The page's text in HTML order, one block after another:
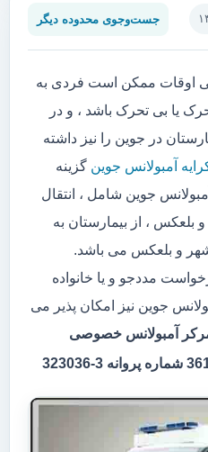
جست‌وجوی محدوده دیگر
اوقات ممکن است فردی به
یا بی تحرک باشد ، و در
در جوین را نیز داشته
آمبولانس جوین گزینه
جوین شامل ، انتقال
بلعکس ، از بیمارستان به
شهر و بلعکس می باشد.
مددجو و یا خانواده
جوین نیز امکان پذیر می
آمبولانس خصوصی